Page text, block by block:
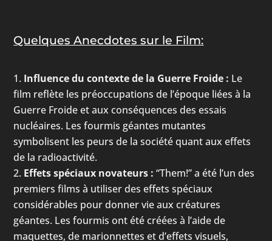
Quelques Anecdotes sur le Film:
Influence du contexte de la Guerre Froide : Le
film reflète les préoccupations de l’époque liées à la
Guerre Froide et aux conséquences des essais
nucléaires. Les fourmis géantes mutantes
symbolisent les peurs de la société quant aux effets
de la radioactivité.
Effets spéciaux novateurs : “Them!” a été l’un des
premiers films à utiliser des effets spéciaux
considérables pour donner vie aux créatures
géantes. Les fourmis ont été créées à l’aide de
maquettes, de marionnettes et d’effets visuels,